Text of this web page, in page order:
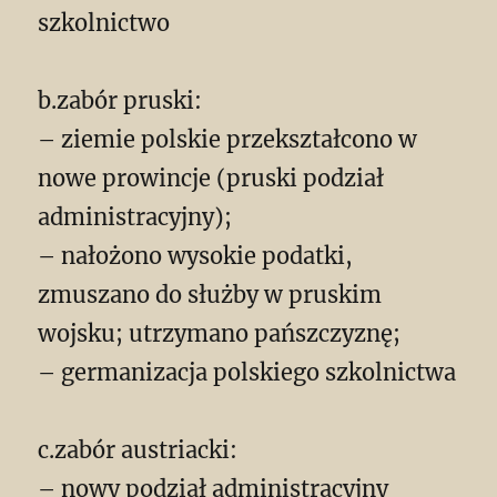
szkolnictwo
b.zabór pruski:
– ziemie polskie przekształcono w
nowe prowincje (pruski podział
administracyjny);
– nałożono wysokie podatki,
zmuszano do służby w pruskim
wojsku; utrzymano pańszczyznę;
– germanizacja polskiego szkolnictwa
c.zabór austriacki:
– nowy podział administracyjny